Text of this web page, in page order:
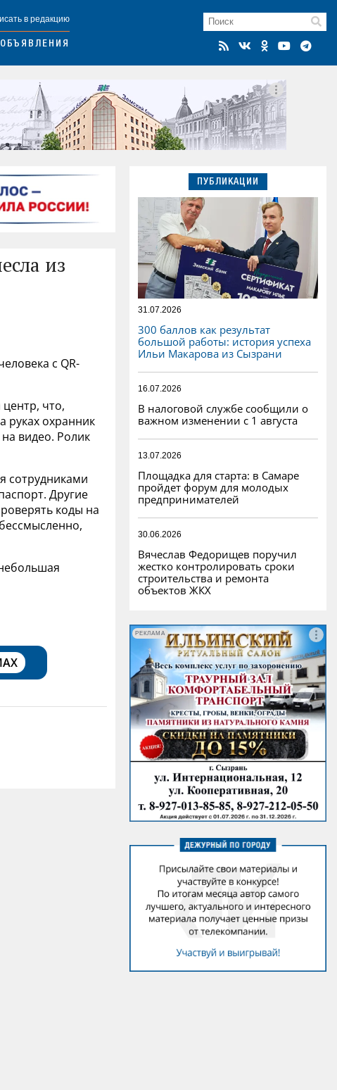
в редакцию
ОБЪЯВЛЕНИЯ
из
с QR-
что,
руках охранник
видео. Ролик
сотрудниками
Другие
коды на
ПУБЛИКАЦИИ
31.07.2026
300 баллов как результат
большой работы: история успеха
Ильи Макарова из Сызрани
16.07.2026
В налоговой службе сообщили о
важном изменении с 1 августа
13.07.2026
Площадка для старта: в Самаре
пройдет форум для молодых
предпринимателей
30.06.2026
Вячеслав Федорищев поручил
жестко контролировать сроки
строительства и ремонта
объектов ЖКХ
РЕКЛАМА